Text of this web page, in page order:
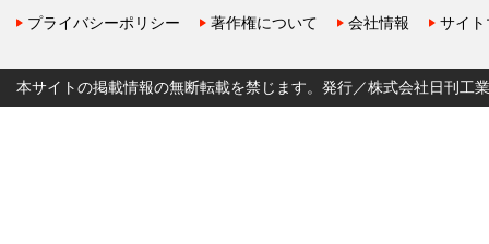
プライバシーポリシー 著作権について 会社情報 サイ
本サイトの掲載情報の無断転載を禁じます。発行／株式会社日刊